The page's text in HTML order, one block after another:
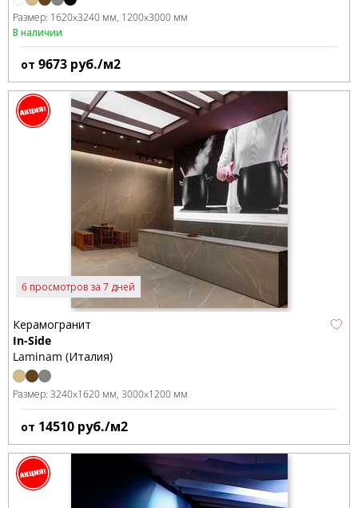
Размер: 1620x3240 мм 1200x3000 мм
В наличии
от 9673 руб./м2
6 просмотров за 7 дней
Керамогранит
In-Side
Laminam (Италия)
Размер: 3240x1620 мм 3000x1200 мм
от 14510 руб./м2